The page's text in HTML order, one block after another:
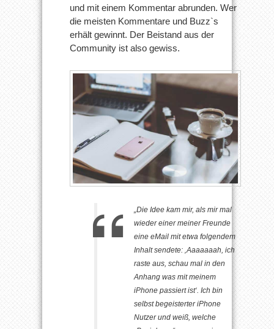
und mit einem Kommentar abrunden. Wer
die meisten Kommentare und Buzz`s
erhält gewinnt. Der Beistand aus der
Community ist also gewiss.
„Die Idee kam mir, als mir mal
wieder einer meiner Freunde
eine eMail mit etwa folgendem
Inhalt sendete: ‚Aaaaaaah, ich
raste aus, schau mal in den
Anhang was mit meinem
iPhone passiert ist‘. Ich bin
selbst begeisterter iPhone
Nutzer und weiß, welche